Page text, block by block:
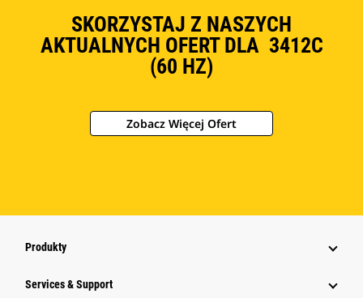
SKORZYSTAJ Z NASZYCH
AKTUALNYCH OFERT DLA 3412C
(60 HZ)
Zobacz Więcej Ofert
Produkty
Services & Support